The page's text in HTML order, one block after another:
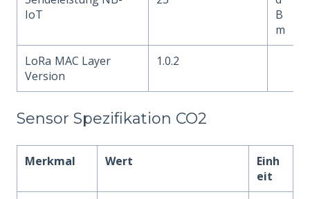
IoT
B
m
LoRa MAC Layer
Version
1.0.2
Sensor Spezifikation CO2
Merkmal Wert
Einh
eit